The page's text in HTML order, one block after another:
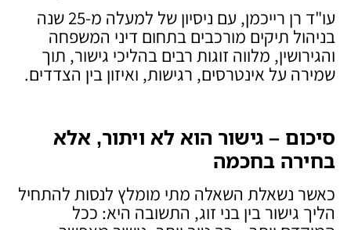
עו"ד רן רייכמן, עם ניסיון של למעלה מ-25 שנה
בניהול תיקים מורכבים בתחום דיני המשפחה
והגירושין, מלווה זוגות רבים בהליכי גישור, תוך
שמירה על אינטרסים, רגישות, ואיזון בין הצדדים.
סיכום – גישור הוא לא ויתור, אלא
בחירה בחכמה
כאשר נשאלת השאלה מתי מומלץ לנסות להתחיל
הליך גישור בין בני זוג, התשובה היא: ככל